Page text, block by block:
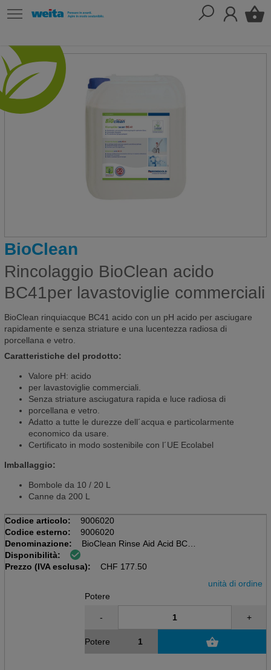
BioClean
Rincolaggio BioClean acido
BC41per lavastoviglie commerciali
BioClean rinquiacque BC41 acido con un pH acido per asciugare
rapidamente e senza striature e una lucentezza radiosa di
porcellana e vetro.
Caratteristiche del prodotto:
Valore pH: acido
per lavastoviglie commerciali.
Senza striature asciugatura rapida e luce radiosa di
porcellana e vetro.
Adatto a tutte le durezze dell´acqua e particolarmente
economico da usare.
Certificato in modo sostenibile con l´UE Ecolabel
Imballaggio:
Bombole da 10 / 20 L
Canne da 200 L
Codice articolo:
9006020
Codice esterno:
9006020
Denominazione:
BioClean Rinse Aid Acid BC41
Acido
Disponibilità:
Prezzo (IVA esclusa):
CHF 177.50
unità di ordine
Potere
- +
Potere